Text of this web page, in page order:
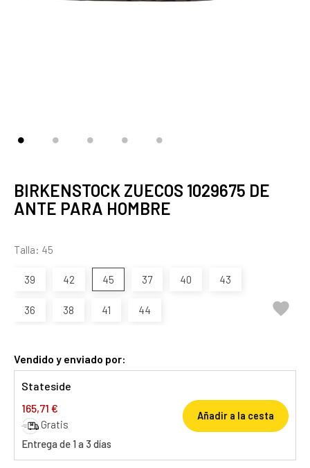
BIRKENSTOCK ZUECOS 1029675 DE
ANTE PARA HOMBRE
Talla: 45
39 42 45 37 40 43
36 38 41 44 
Vendido y enviado por:
Stateside
165,71 €
Gratis
Entrega de 1 a 3 días
Añadir a la cesta